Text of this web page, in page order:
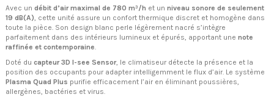
Avec un débit d’air maximal de 780 m³/h et un niveau sonore de seulement
19 dB(A) , cette unité assure un confort thermique discret et homogène dans
toute la pièce. Son design blanc perle légèrement nacré s’intègre
parfaitement dans des intérieurs lumineux et épurés, apportant une note
raffinée et contemporaine
Doté du capteur 3D I-see Sensor, le climatiseur détecte la présence et la
position des occupants pour adapter intelligemment le flux d’air. Le système
Plasma Quad Plus purifie efficacement l’air en éliminant poussières,
allergènes, bactéries et virus.